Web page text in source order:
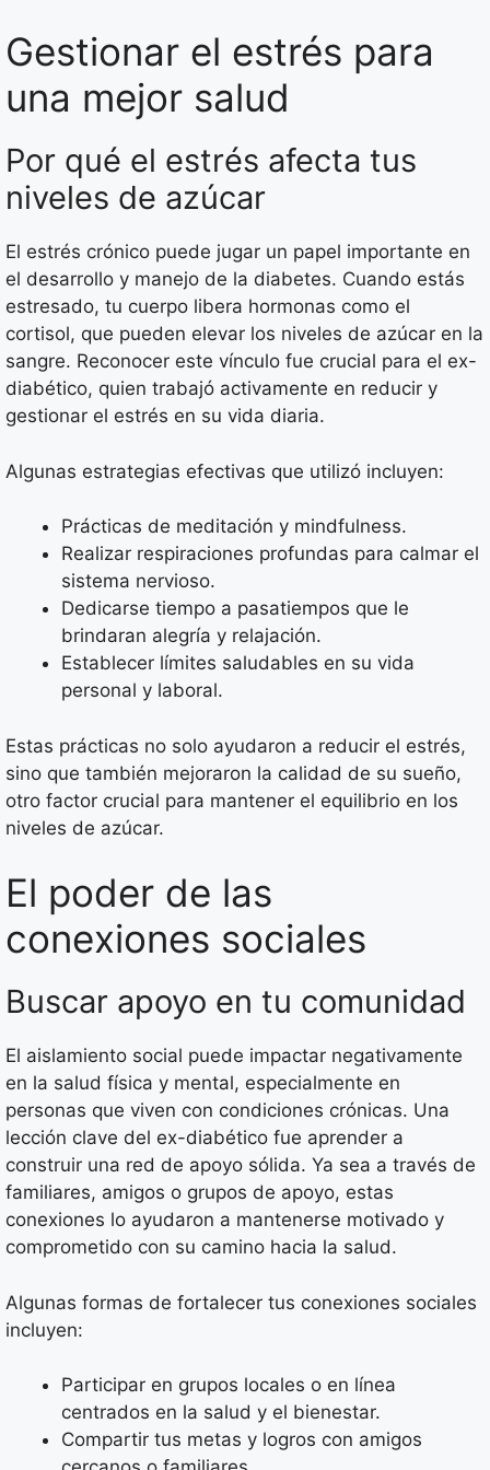
Gestionar el estrés para
una mejor salud
Por qué el estrés afecta tus
niveles de azúcar
El estrés crónico puede jugar un papel importante en
el desarrollo y manejo de la diabetes. Cuando estás
estresado, tu cuerpo libera hormonas como el
cortisol, que pueden elevar los niveles de azúcar en la
sangre. Reconocer este vínculo fue crucial para el ex-
diabético, quien trabajó activamente en reducir y
gestionar el estrés en su vida diaria.
Algunas estrategias efectivas que utilizó incluyen:
Prácticas de meditación y mindfulness.
Realizar respiraciones profundas para calmar el
sistema nervioso.
Dedicarse tiempo a pasatiempos que le
brindaran alegría y relajación.
Establecer límites saludables en su vida
personal y laboral.
Estas prácticas no solo ayudaron a reducir el estrés,
sino que también mejoraron la calidad de su sueño,
otro factor crucial para mantener el equilibrio en los
niveles de azúcar.
El poder de las
conexiones sociales
Buscar apoyo en tu comunidad
El aislamiento social puede impactar negativamente
en la salud física y mental, especialmente en
personas que viven con condiciones crónicas. Una
lección clave del ex-diabético fue aprender a
construir una red de apoyo sólida. Ya sea a través de
familiares, amigos o grupos de apoyo, estas
conexiones lo ayudaron a mantenerse motivado y
comprometido con su camino hacia la salud.
Algunas formas de fortalecer tus conexiones sociales
incluyen:
Participar en grupos locales o en línea
centrados en la salud y el bienestar.
Compartir tus metas y logros con amigos